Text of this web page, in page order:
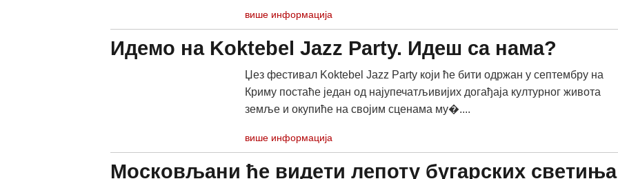
више информација
Идемо на Koktebel Jazz Party. Идеш са нама?
Џез фестивал Koktebel Jazz Party који ће бити одржан у септембру на
Криму постаће један од најупечатљивијих догађаја културног живота
земље и окупиће на својим сценама му�....
више информација
Московљани ће видети лепоту бугарских светиња